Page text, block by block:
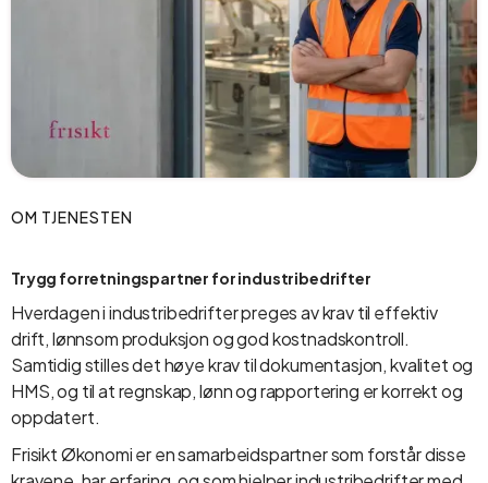
OM TJENESTEN
Trygg forretningspartner for industribedrifter
Hverdagen i industribedrifter preges av krav til effektiv
drift, lønnsom produksjon og god kostnadskontroll.
Samtidig stilles det høye krav til dokumentasjon, kvalitet og
HMS, og til at regnskap, lønn og rapportering er korrekt og
oppdatert.
Frisikt Økonomi er en samarbeidspartner som forstår disse